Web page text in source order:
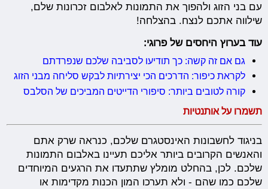
עם בני הזוג ולהפוך את התמונות לאלבום זכרונות שלם,
שילווה אתכם לנצח. בהצלחה!
עוד בערוץ היחסים של פרוגי:
גם אם זה קשה: כך תודיעו לסביבה שלכם שנפרדתם
לקראת כיפור: הדרכים הכי יצירתיות לבקש סליחה מבני הזוג
קורה לטובים ביותר: סיפורי הדייטים המביכים של הסלבס
תשמרו על אותנטיות
בניגוד לחשבונות האינסטגרם שלכם, כנראה שרק אתם
והאנשים הקרובים ביותר אליכם תעיינו באלבום התמונות
שלכם. לכן, בהחלט מומלץ שתתעדו את הרגעים המיוחדים
שלכם כמו שהם - ולא תערכו המון הכנות מקדימות או